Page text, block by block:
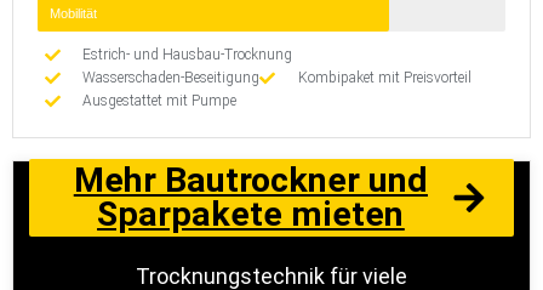
Mobilität
Estrich- und Hausbau-Trocknung
Wasserschaden-Beseitigung
Kombipaket mit Preisvorteil
Ausgestattet mit Pumpe
Mehr Bautrockner und
Sparpakete mieten
Trocknungstechnik für viele